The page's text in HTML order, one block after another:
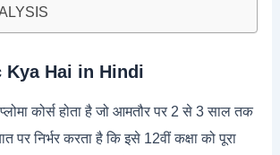
Kya Hai in Hindi
कोर्स होता है जो आमतौर पर 2 से 3 साल तक
पर निर्भर करता है कि इसे 12वीं कक्षा को पूरा